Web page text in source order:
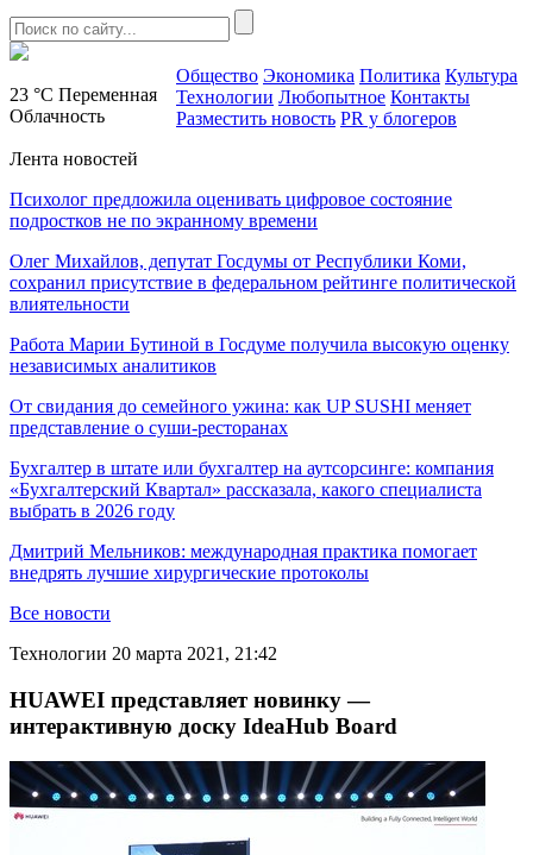
23 °C Переменная
Облачность
Общество Экономика Политика Культура
Технологии Любопытное Контакты
Разместить новость PR у блогеров
Лента новостей
Психолог предложила оценивать цифровое состояние
подростков не по экранному времени
Олег Михайлов, депутат Госдумы от Республики Коми,
сохранил присутствие в федеральном рейтинге политической
влиятельности
Работа Марии Бутиной в Госдуме получила высокую оценку
независимых аналитиков
От свидания до семейного ужина: как UP SUSHI меняет
представление о суши-ресторанах
Бухгалтер в штате или бухгалтер на аутсорсинге: компания
«Бухгалтерский Квартал» рассказала, какого специалиста
выбрать в 2026 году
Дмитрий Мельников: международная практика помогает
внедрять лучшие хирургические протоколы
Все новости
Технологии 20 марта 2021, 21:42
HUAWEI представляет новинку —
интерактивную доску IdeaHub Board